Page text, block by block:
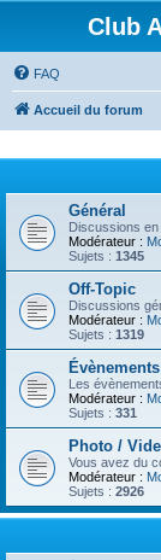
Club
FAQ
Accueil du forum
Général
Discussions
Modérateur :
Sujets : 1345
Off-Topic
Discussions
Modérateur :
Sujets : 1319
Évènements
Les
Modérateur :
Sujets : 331
Photo /
Vous avez du
Modérateur :
Sujets : 2926